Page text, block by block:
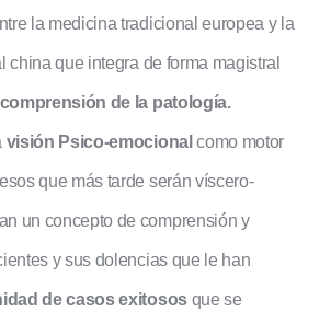
la medicina tradicional europea y la
china que integra de forma magistral
comprensión de la patología.
visión Psico-emocional como motor
que más tarde serán víscero-
un concepto de comprensión y
y sus dolencias que le han
de casos exitososque se